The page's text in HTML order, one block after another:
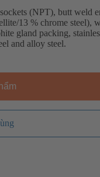
(NPT), butt weld
13 % chrome steel),
gland packing,
and alloy steel.